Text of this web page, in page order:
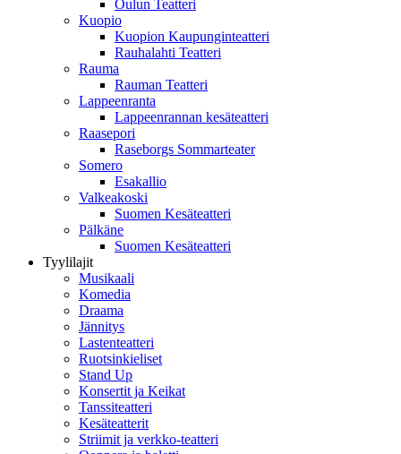
Oulun Teatteri
Kuopio
Kuopion Kaupunginteatteri
Rauhalahti Teatteri
Rauma
Rauman Teatteri
Lappeenranta
Lappeenrannan kesäteatteri
Raasepori
Raseborgs Sommarteater
Somero
Esakallio
Valkeakoski
Suomen Kesäteatteri
Pälkäne
Suomen Kesäteatteri
Tyylilajit
Musikaali
Komedia
Draama
Jännitys
Lastenteatteri
Ruotsinkieliset
Stand Up
Konsertit ja Keikat
Tanssiteatteri
Kesäteatterit
Striimit ja verkko-teatteri